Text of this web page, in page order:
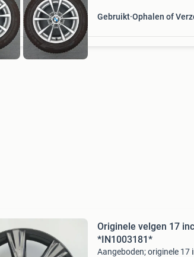
Gebruikt Ophalen of
Originele velgen 17
*IN1003181*
Aangeboden; originele 17